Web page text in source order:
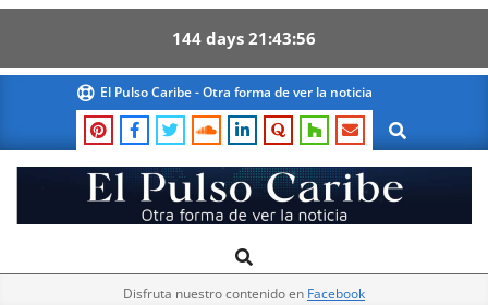
144 days 21 43 55
content
El Pulso Caribe - Otra forma de ver la noticia
Search
El
Pulso
Navigation
Search
Disfruta nuestro contenido en Facebook